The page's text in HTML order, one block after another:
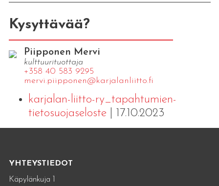
Kysyttävää?
Piipponen Mervi
kulttuurituottaja
+358 40 583 9295
mervi.​piipponen@​kar​jala​nlii​tto.​fi
karjalan-liitto-ry_tapahtumien-
tietosuojaseloste| 17.10.2023
YHTEYSTIEDOT
Käpylänkuja 1